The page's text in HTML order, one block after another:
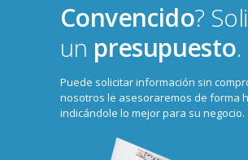
Convencido?
un presupuesto.
Puede solicitar información sin
nosotros le asesoraremos de forma
indicándole lo mejor para su negocio.